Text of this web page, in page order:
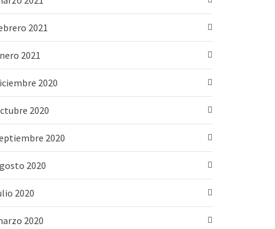
2021
2021
2020
2020
2020
2020
2020
2020